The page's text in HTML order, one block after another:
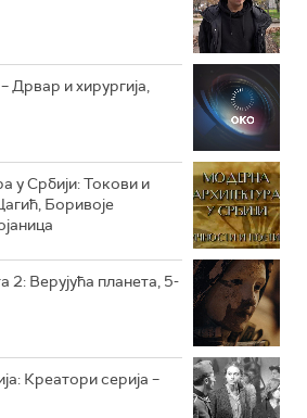
РТС КОЛО
Дрвар и хирургија,
у Србији: Токови и
Боривоје
2: Верујућа планета, 5-
Креатори серија –